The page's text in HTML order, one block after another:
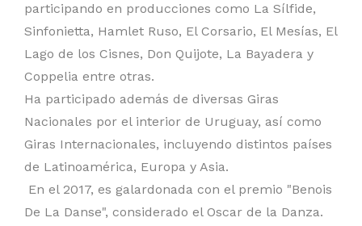
participando en producciones como La Sílfide,
Sinfonietta, Hamlet Ruso, El Corsario, El Mesías, El
Lago de los Cisnes, Don Quijote, La Bayadera y
Coppelia entre otras.
Ha participado además de diversas Giras
Nacionales por el interior de Uruguay, así como
Giras Internacionales, incluyendo distintos países
de Latinoamérica, Europa y Asia.
En el 2017, es galardonada con el premio "Benois
De La Danse", considerado el Oscar de la Danza.